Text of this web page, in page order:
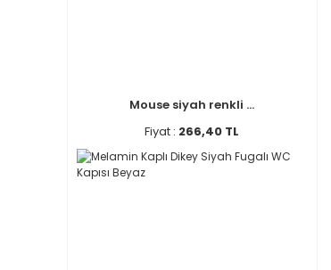
Mouse siyah renkli ...
Fiyat : 266,40 TL